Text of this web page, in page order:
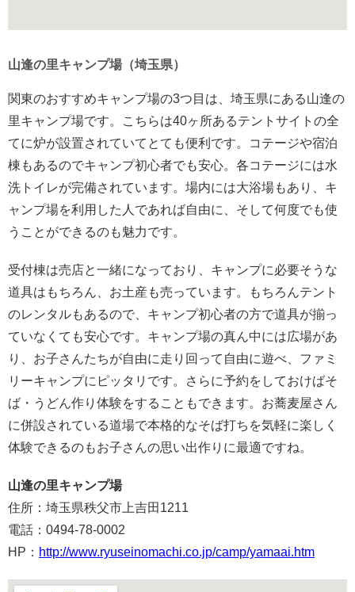
山逢の里キャンプ場（埼玉県）
関東のおすすめキャンプ場の3つ目は、埼玉県にある山逢の
里キャンプ場です。こちらは40ヶ所あるテントサイトの全
てに炉が設置されていてとても便利です。コテージや宿泊
棟もあるのでキャンプ初心者でも安心。各コテージには水
洗トイレが完備されています。場内には大浴場もあり、キ
ャンプ場を利用した人であれば自由に、そして何度でも使
うことができるのも魅力です。
受付棟は売店と一緒になっており、キャンプに必要そうな
道具はもちろん、お土産も売っています。もちろんテント
のレンタルもあるので、キャンプ初心者の方で道具が揃っ
ていなくても安心です。キャンプ場の真ん中には広場があ
り、お子さんたちが自由に走り回って自由に遊べ、ファミ
リーキャンプにピッタリです。さらに予約をしておけばそ
ば・うどん作り体験をすることもできます。お蕎麦屋さん
に併設されている道場で本格的なそば打ちを気軽に楽しく
体験できるのもお子さんの思い出作りに最適ですね。
山逢の里キャンプ場
住所：埼玉県秩父市上吉田1211
電話：0494-78-0002
HP： http://www.ryuseinomachi.co.jp/camp/yamaai.htm